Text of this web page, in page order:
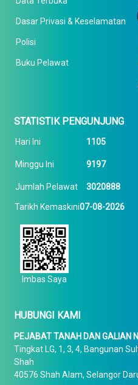
Dasar Privasi & Keselamatan
Polisi
Buku Pelawat
STATISTIK PENGUNJUNG
Hari Ini 1105
Minggu Ini 9197
Jumlah Pelawat 3020888
Tarikh Kemaskini07-08-2026
Imbas Saya
HUBUNGI KAMI
PEJABAT TANAH DAN GALIAN
Tingkat LG, 1, 3, 4, Bangunan
Shah
40576 Shah Alam, Selangor